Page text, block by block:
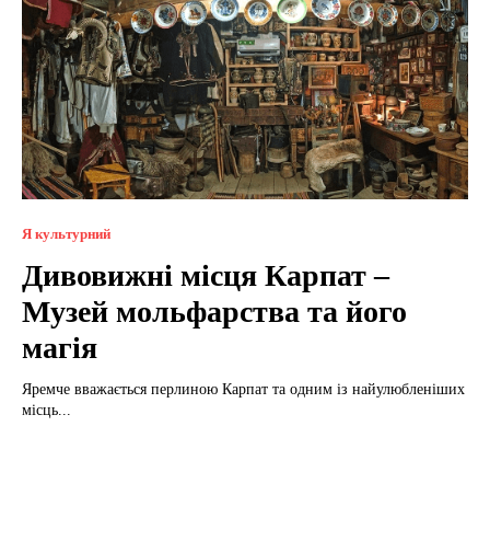
Я культурний
Дивовижні місця Карпат –
Музей мольфарства та його
магія
Яремче вважається перлиною Карпат та одним із найулюбленіших
місць...